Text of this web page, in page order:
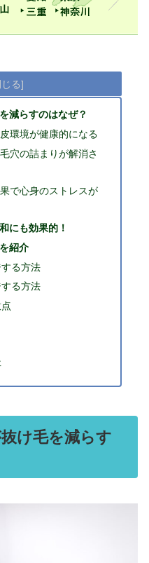
減らすのはなぜ？
環境が健康的になる
穴の詰まりが解消さ
で心身のストレスが
にも効果的！
紹介
る方法
る方法
け毛を減らす